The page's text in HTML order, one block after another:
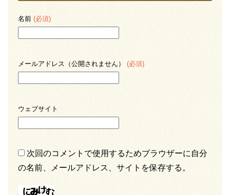
名前 (必須)
メールアドレス（公開されません） (必須)
ウェブサイト
次回のコメントで使用するためブラウザーに自分
の名前、メールアドレス、サイトを保存する。